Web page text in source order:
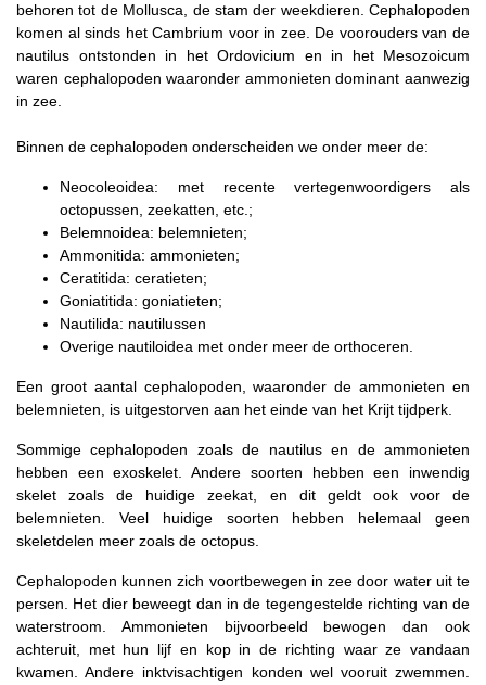
behoren tot de Mollusca, de stam der weekdieren. Cephalopoden
komen al sinds het Cambrium voor in zee. De voorouders van de
nautilus ontstonden in het Ordovicium en in het Mesozoicum
waren cephalopoden waaronder ammonieten dominant aanwezig
in zee.
Binnen de cephalopoden onderscheiden we onder meer de:
Neocoleoidea: met recente vertegenwoordigers als
octopussen, zeekatten, etc.;
Belemnoidea: belemnieten;
Ammonitida: ammonieten;
Ceratitida: ceratieten;
Goniatitida: goniatieten;
Nautilida: nautilussen
Overige nautiloidea met onder meer de orthoceren.
Een groot aantal cephalopoden, waaronder de ammonieten en
belemnieten, is uitgestorven aan het einde van het Krijt tijdperk.
Sommige cephalopoden zoals de nautilus en de ammonieten
hebben een exoskelet. Andere soorten hebben een inwendig
skelet zoals de huidige zeekat, en dit geldt ook voor de
belemnieten. Veel huidige soorten hebben helemaal geen
skeletdelen meer zoals de octopus.
Cephalopoden kunnen zich voortbewegen in zee door water uit te
persen. Het dier beweegt dan in de tegengestelde richting van de
waterstroom. Ammonieten bijvoorbeeld bewogen dan ook
achteruit, met hun lijf en kop in de richting waar ze vandaan
kwamen. Andere inktvisachtigen konden wel vooruit zwemmen.